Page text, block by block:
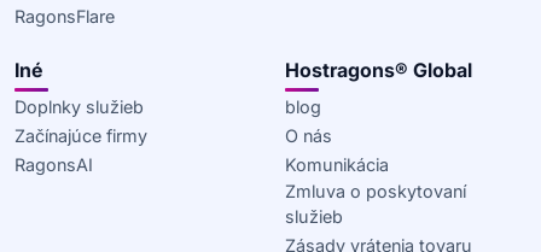
RagonsFlare
Iné
Doplnky služieb
Začínajúce firmy
RagonsAI
Hostragons® Global
blog
O nás
Komunikácia
Zmluva o poskytovaní
služieb
Zásady vrátenia tovaru